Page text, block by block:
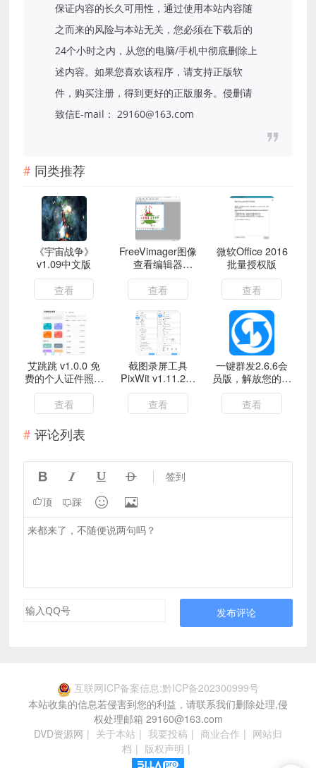
保证内容的长久可用性，通过使用本站内容随
之而来的风险与本站无关，您必须在下载后的
24个小时之内，从您的电脑/手机中彻底删除上
述内容。如果您喜欢该程序，请支持正版软
件，购买注册，得到更好的正版服务。侵删请
致信E-mail： 29160@163.com
同类推荐
《宇宙战争》
v1.09中文版
查看
FreeVimager图像
查看编辑器
v9.9.27
查看
微软Office 2016
批量授权版
查看
艾跳跳 v1.0.0 免
费的个人证件照制
作手机软件 功能
很强大
查看
截图录屏工具
PixWit v1.11.2便
携版
查看
一键群发2.6.6会
员版，解放您的双
手
查看
评论列表
    签到
顶 踩  
发布评论
互联网ICP备案信息:黔ICP备202300999号
本站收集的信息若侵害到您的利益，请联系我们删除处理,侵
权处理邮箱 29160@163.com
DVD资源网 | 关于本站 | 我要投稿 | 商业合作 | 网站归
档 | 版权声明 |